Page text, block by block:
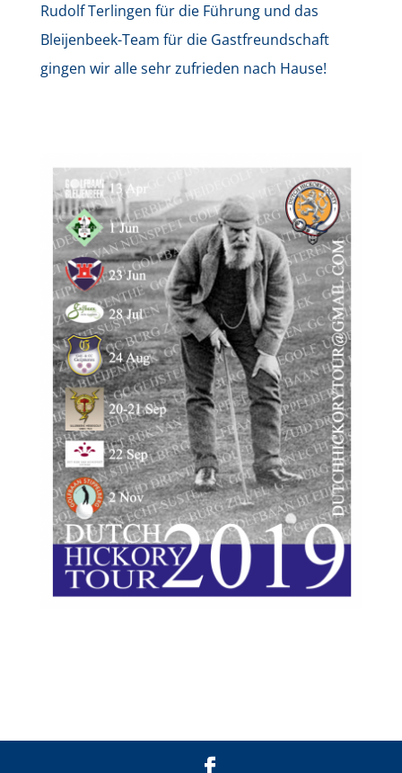
Rudolf Terlingen für die Führung und das
Bleijenbeek-Team für die Gastfreundschaft
gingen wir alle sehr zufrieden nach Hause!